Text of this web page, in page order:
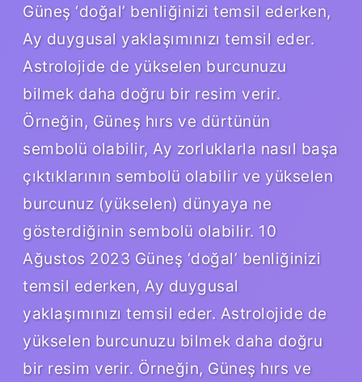
Güneş ‘doğal’ benliğinizi temsil ederken,
Ay duygusal yaklaşımınızı temsil eder.
Astrolojide de yükselen burcunuzu
bilmek daha doğru bir resim verir.
Örneğin, Güneş hırs ve dürtünün
sembolü olabilir, Ay zorluklarla nasıl başa
çıktıklarının sembolü olabilir ve yükselen
burcunuz (yükselen) dünyaya ne
gösterdiğinin sembolü olabilir. 10
Ağustos 2023 Güneş ‘doğal’ benliğinizi
temsil ederken, Ay duygusal
yaklaşımınızı temsil eder. Astrolojide de
yükselen burcunuzu bilmek daha doğru
bir resim verir. Örneğin, Güneş hırs ve